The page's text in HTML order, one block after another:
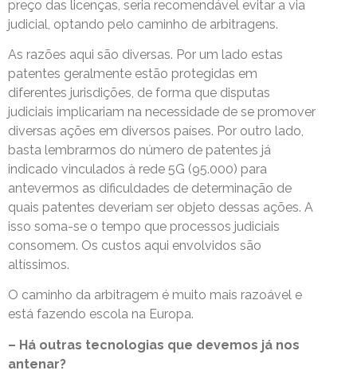
preço das licenças, seria recomendável evitar a via
judicial, optando pelo caminho de arbitragens.
As razões aqui são diversas. Por um lado estas
patentes geralmente estão protegidas em
diferentes jurisdições, de forma que disputas
judiciais implicariam na necessidade de se promover
diversas ações em diversos países. Por outro lado,
basta lembrarmos do número de patentes já
indicado vinculados à rede 5G (95.000) para
antevermos as dificuldades de determinação de
quais patentes deveriam ser objeto dessas ações. A
isso soma-se o tempo que processos judiciais
consomem. Os custos aqui envolvidos são
altíssimos.
O caminho da arbitragem é muito mais razoável e
está fazendo escola na Europa.
– Há outras tecnologias que devemos já nos
antenar?